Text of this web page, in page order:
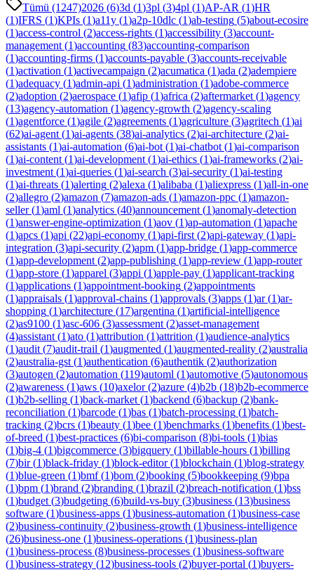
Tümü (1247)2026 (6)3d (1)3pl (3)4pl (1)AP-AR (1)HR
(1)IFRS (1)KPIs (1)a11y (1)a2p-10dlc (1)ab-testing (5)about-ecosire
(1)access-control (2)access-rights (1)accessibility (3)account-
management (1)accounting (83)accounting-comparison
(1)accounting-firms (1)accounts-payable (3)accounts-receivable
(1)activation (1)activecampaign (2)acumatica (1)ada (2)adempiere
(1)adequacy (1)admin-api (1)administration (1)adobe-commerce
(2)adoption (2)aerospace (1)afip (1)africa (2)aftermarket (1)agency
(13)agency-automation (1)agency-growth (2)agency-scaling
(1)agentforce (1)agile (2)agreements (1)agriculture (3)agritech (1)ai
(62)ai-agent (1)ai-agents (38)ai-analytics (2)ai-architecture (2)ai-
assistants (1)ai-automation (6)ai-bot (1)ai-chatbot (1)ai-comparison
(1)ai-content (1)ai-development (1)ai-ethics (1)ai-frameworks (2)ai-
investment (1)ai-queries (1)ai-search (3)ai-security (1)ai-testing
(1)ai-threats (1)alerting (2)alexa (1)alibaba (1)aliexpress (1)all-in-one
(2)allegro (2)amazon (7)amazon-ads (1)amazon-ppc (1)amazon-
seller(1)aml (1)analytics (40)announcement (1)anomaly-detection
(1)answer-engine-optimization (1)aov (1)ap-automation (1)apache
(1)apcs (1)api (22)api-economy (1)api-first (2)api-gateway (1)api-
integration (3)api-security (2)apm (1)app-bridge (1)app-commerce
(1)app-development (2)app-publishing (1)app-review (1)app-router
(1)app-store (1)apparel (3)appi (1)apple-pay (1)applicant-tracking
(1)applications (1)appointment-booking (2)appointments
(1)appraisals (1)approval-chains (1)approvals (3)apps (1)ar(1)ar-
shopping (1)architecture (17)argentina (1)artificial-intelligence
(2)as9100 (1)asc-606 (3)assessment (2)asset-management
(4)assistant (1)ato (1)attribution (1)attrition (1)audience-analytics
(1)audit (7)audit-trail (1)augmented (1)augmented-reality (2)australia
(2)australia-gst (1)authentication (6)authentik (2)authorization
(3)autogen (2)automation (119)automl (1)automotive (5)autonomous
(2)awareness (1)aws (10)axelor(2)azure (4)b2b (18)b2b-ecommerce
(1)b2b-selling (1)back-market (1)backend (6)backup (2)bank-
reconciliation (1)barcode (1)bas (1)batch-processing (1)batch-
tracking (2)bcrs (1)beauty (1)bee (1)benchmarks (1)benefits (1)best-
of-breed (1)best-practices (6)bi-comparison (8)bi-tools (1)bias
(1)big-4 (1)bigcommerce (3)bigquery (1)billable-hours (1)billing
(7)bir(1)black-friday (1)block-editor(1)blockchain (1)blog-strategy
(1)blue-green (1)bmf(1)bom (2)booking (5)bookkeeping (9)bpa
(1)bpm (1)brand (2)branding (1)brazil (2)breach-notification (1)bss
(1)budget (3)budgeting (6)build-vs-buy (3)business (13)business
software (1)business-apps (1)business-automation (1)business-case
(2)business-continuity (2)business-growth (1)business-intelligence
(26)business-one (1)business-operations (1)business-plan
(1)business-process (8)business-processes (1)business-software
(1)business-strategy (12)business-tools (2)buyer-portal (1)buyers-